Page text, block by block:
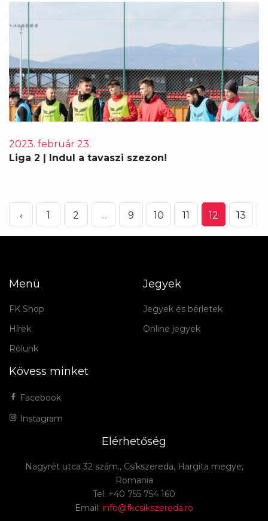
2023. február 23.
Liga 2 | Indul a tavaszi szezon!
‹ 1 2 ... 9 10 11 12 13
Menü
FK Shop
Hírek
Rólunk
Jegyek
Jegyek és bérletek
Online jegyek
Kövess minket
Facebook
Instagram
Elérhetőség
Nagyrét utca 32 szám., Csíkszereda, Hargita megye,
Romania
Tel: +40 755 754 160
Email: info@fkcsikszereda.ro